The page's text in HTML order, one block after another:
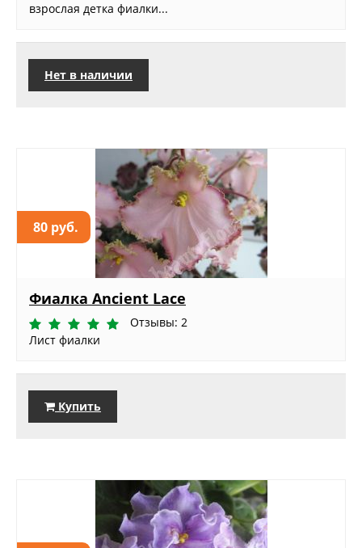
взрослая детка фиалки...
Нет в наличии
80 руб.
Фиалка Ancient Lace
Отзывы: 2
Лист фиалки
Купить